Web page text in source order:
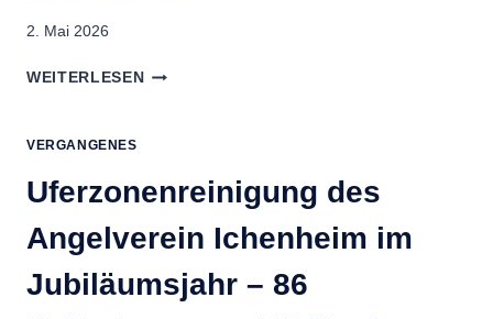
2. Mai 2026
WEITERLESEN100.
16.
17.05.2026
VERGANGENES
Uferzonenreinigung des
Angelverein Ichenheim im
Jubiläumsjahr – 86